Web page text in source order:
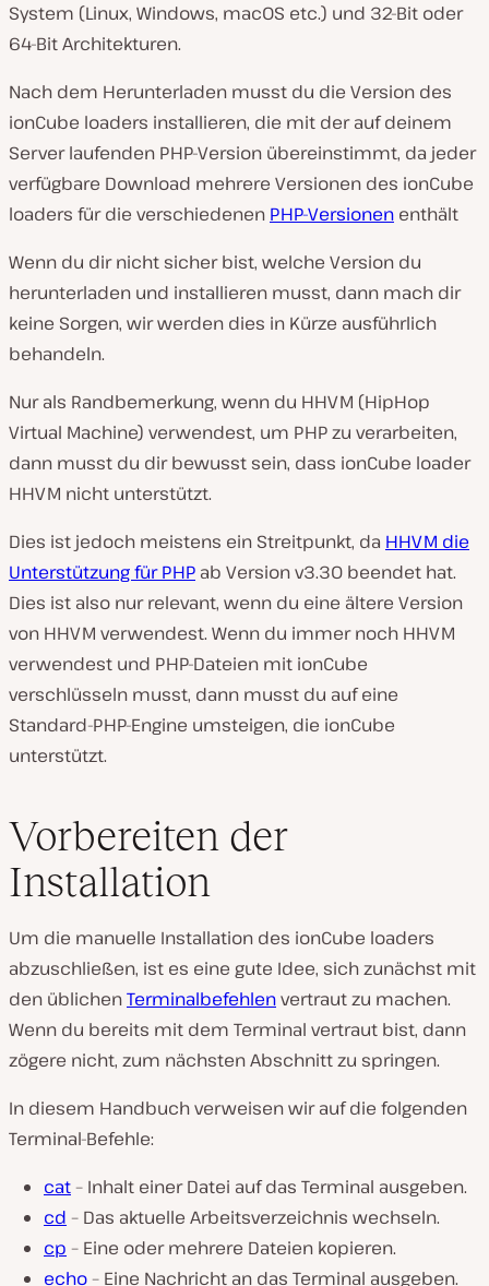
System (Linux, Windows, macOS etc.) und 32-Bit oder
64-Bit Architekturen.
Nach dem Herunterladen musst du die Version des
ionCube loaders installieren, die mit der auf deinem
Server laufenden PHP-Version übereinstimmt, da jeder
verfügbare Download mehrere Versionen des ionCube
loaders für die verschiedenen PHP-Versionen enthält
Wenn du dir nicht sicher bist, welche Version du
herunterladen und installieren musst, dann mach dir
keine Sorgen, wir werden dies in Kürze ausführlich
behandeln.
Nur als Randbemerkung, wenn du HHVM (HipHop
Virtual Machine) verwendest, um PHP zu verarbeiten,
dann musst du dir bewusst sein, dass ionCube loader
HHVM nicht unterstützt.
Dies ist jedoch meistens ein Streitpunkt, da HHVM die
Unterstützung für PHP ab Version v3.30 beendet hat.
Dies ist also nur relevant, wenn du eine ältere Version
von HHVM verwendest. Wenn du immer noch HHVM
verwendest und PHP-Dateien mit ionCube
verschlüsseln musst, dann musst du auf eine
Standard-PHP-Engine umsteigen, die ionCube
unterstützt.
Vorbereiten der
Installation
Um die manuelle Installation des ionCube loaders
abzuschließen, ist es eine gute Idee, sich zunächst mit
den üblichenTerminalbefehlenvertraut zu machen.
Wenn du bereits mit dem Terminal vertraut bist, dann
zögere nicht, zum nächsten Abschnitt zu springen.
In diesem Handbuch verweisen wir auf die folgenden
Terminal-Befehle:
cat– Inhalt einer Datei auf das Terminal ausgeben.
cd – Das aktuelle Arbeitsverzeichnis wechseln.
cp – Eine oder mehrere Dateien kopieren.
echo– Eine Nachricht an das Terminal ausgeben.